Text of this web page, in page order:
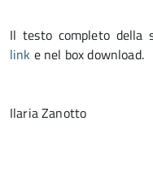
Il testo completo della
link e nel box download.
Ilaria Zanotto